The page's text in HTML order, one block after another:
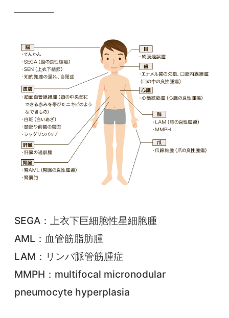
SEGA：上衣下巨細胞性星細胞腫
AML：血管筋脂肪腫
LAM：リンパ脈管筋腫症
MMPH：multifocal micronodular
pneumocyte hyperplasia